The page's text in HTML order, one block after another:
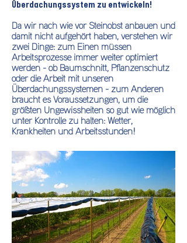
Überdachungssystem zu entwickeln!
Da wir nach wie vor Steinobst anbauen und
damit nicht aufgehört haben, verstehen wir
zwei Dinge: zum Einen müssen
Arbeitsprozesse immer weiter optimiert
werden - ob Baumschnitt, Pflanzenschutz
oder die Arbeit mit unseren
Überdachungssystemen - zum Anderen
braucht es Voraussetzungen, um die
größten Ungewissheiten so gut wie möglich
unter Kontrolle zu halten: Wetter,
Krankheiten und Arbeitsstunden!